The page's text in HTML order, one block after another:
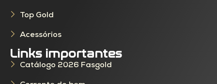
Top Gold
Acessórios
Links importantes
Catálogo 2026 Fasgold